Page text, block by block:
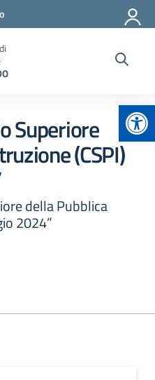
Superiore
(CSPI)
della Pubblica
2024”